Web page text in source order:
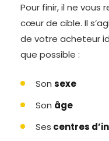
Pour finir, il ne vous
cœur de cible. Il
de votre acheteur
que possible :
Son sexe
Son âge
Ses centres